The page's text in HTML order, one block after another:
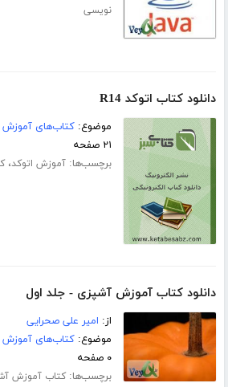
نویسی
دانلود کتاب اتوکد R14
موضوع:کتاب‌های آموزش
۲۱ صفحه
برچسب‌ها:آموزش اتوکد،
دانلود کتاب آموزش آشپزی - جلد اول
از: امیر علی صحرایی
موضوع:کتاب‌های
۰ صفحه
برچسب‌ها:کتاب آموزش